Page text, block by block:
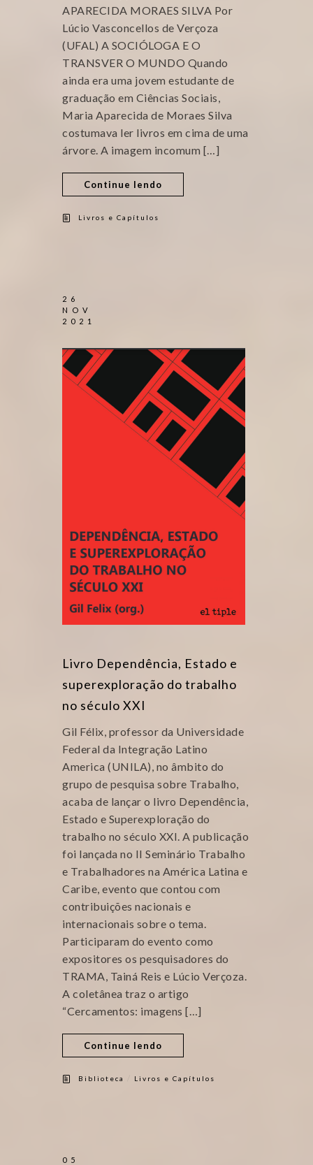
APARECIDA MORAES SILVA Por
Lúcio Vasconcellos de Verçoza
(UFAL) A SOCIÓLOGA E O
TRANSVER O MUNDO Quando
ainda era uma jovem estudante de
graduação em Ciências Sociais,
Maria Aparecida de Moraes Silva
costumava ler livros em cima de uma
árvore. A imagem incomum […]
Continue lendo
Livros e Capítulos
26
NOV
2021
Livro Dependência, Estado e
superexploração do trabalho
no século XXI
Gil Félix, professor da Universidade
Federal da Integração Latino
America (UNILA), no âmbito do
grupo de pesquisa sobre Trabalho,
acaba de lançar o livro Dependência,
Estado e Superexploração do
trabalho no século XXI. A publicação
foi lançada no II Seminário Trabalho
e Trabalhadores na América Latina e
Caribe, evento que contou com
contribuições nacionais e
internacionais sobre o tema.
Participaram do evento como
expositores os pesquisadores do
TRAMA, Tainá Reis e Lúcio Verçoza.
A coletânea traz o artigo
“Cercamentos: imagens […]
Continue lendo
Biblioteca Livros e Capítulos
05